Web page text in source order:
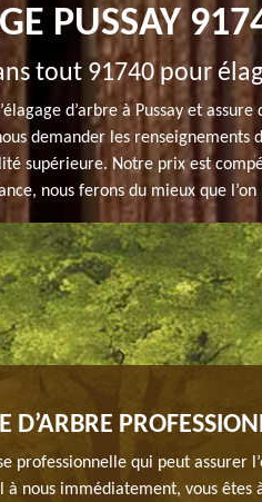
PUSSAY
tout 91740 pour
d’arbre à Pussay et
demander les renseignements
supérieure. Notre prix est
nous ferons du mieux que l’on
D’ARBRE
professionnelle qui peut assurer
nous immédiatement, vous êtes